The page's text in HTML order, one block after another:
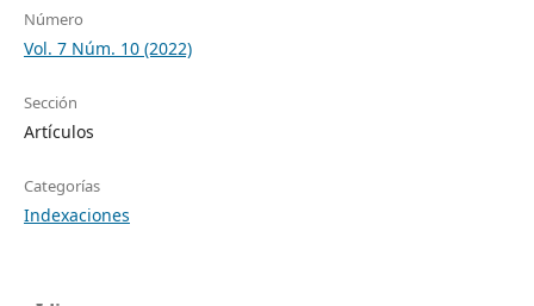
Número
Vol. 7 Núm. 10 (2022)
Sección
Artículos
Categorías
Indexaciones